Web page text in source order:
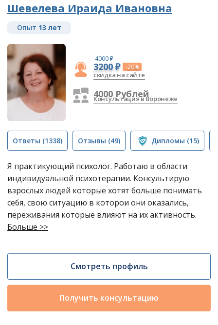
Шевелева Ираида Ивановна
Опыт 13 лет
4000 ₽
3200 ₽ -20%
скидка на сайте
4000 Рублей
Консультация в Воронеже
Ответы (1338) Отзывы (49) Дипломы (15)
Я практикующий психолог. Работаю в области
индивидуальной психотерапии. Консультирую
взрослых людей которые хотят больше понимать
себя, свою ситуацию в которои они оказались,
переживания которые влияют на их активность.
Больше >>
Смотреть профиль
Получить консультацию